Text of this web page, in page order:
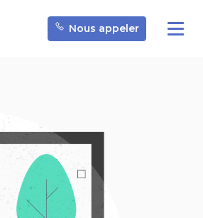
Nous appeler